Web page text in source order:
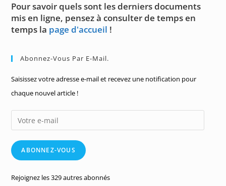
Pour savoir quels sont les derniers documents
mis en ligne, pensez à consulter de temps en
temps la page d'accueil !
Abonnez-Vous Par E-Mail.
Saisissez votre adresse e-mail et recevez une notification pour
chaque nouvel article !
Votre
e-
mailABONNEZ-VOUS
Rejoignez les 329 autres abonnés